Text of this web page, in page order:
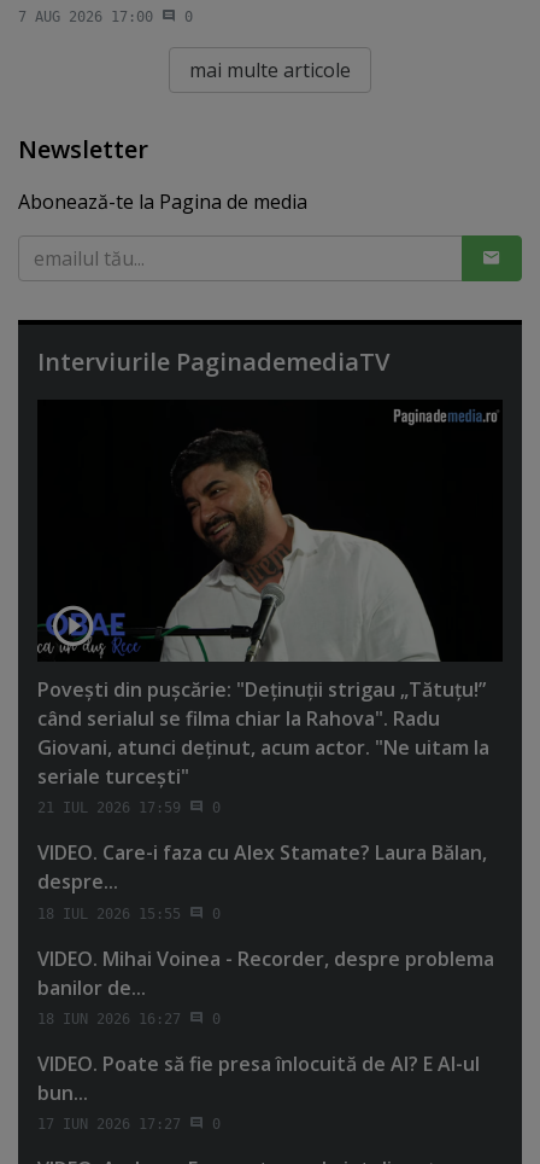
7 AUG 2026 17:00 0
mai multe articole
Newsletter
Abonează-te la Pagina de media
Interviurile PaginademediaTV
Poveşti din puşcărie: "Deţinuţii strigau „Tătuţu!”
când serialul se filma chiar la Rahova". Radu
Giovani, atunci deţinut, acum actor. "Ne uitam la
seriale turceşti"
21 IUL 2026 17:59 0
VIDEO. Care-i faza cu Alex Stamate? Laura Bălan,
despre...
18 IUL 2026 15:55 0
VIDEO. Mihai Voinea - Recorder, despre problema
banilor de...
18 IUN 2026 16:27 0
VIDEO. Poate să fie presa înlocuită de AI? E AI-ul
bun...
17 IUN 2026 17:27 0